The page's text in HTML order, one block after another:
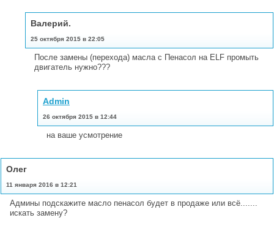
Валерий.
25 октября 2015 в 22:05
После замены (перехода) масла с Пенасол на ELF промыть
двигатель нужно???
Admin
26 октября 2015 в 12:44
на ваше усмотрение
Олег
11 января 2016 в 12:21
Админы подскажите масло пенасол будет в продаже или всё.......
искать замену?